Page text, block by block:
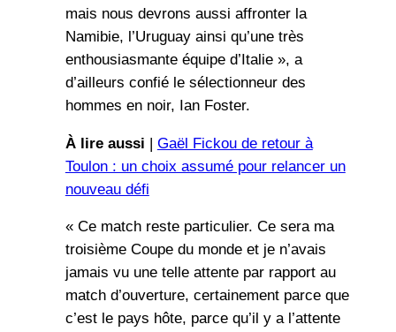
mais nous devrons aussi affronter la
Namibie, l’Uruguay ainsi qu’une très
enthousiasmante équipe d’Italie », a
d’ailleurs confié le sélectionneur des
hommes en noir, Ian Foster.
À lire aussi | Gaël Fickou de retour à
Toulon : un choix assumé pour relancer un
nouveau défi
« Ce match reste particulier. Ce sera ma
troisième Coupe du monde et je n’avais
jamais vu une telle attente par rapport au
match d’ouverture, certainement parce que
c’est le pays hôte, parce qu’il y a l’attente